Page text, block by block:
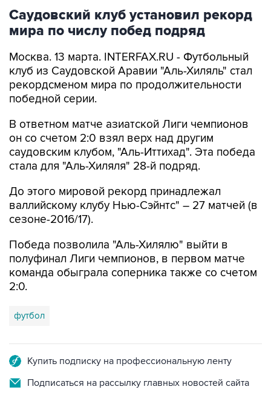
Саудовский клуб установил рекорд
мира по числу побед подряд
Москва. 13 марта. INTERFAX.RU - Футбольный
клуб из Саудовской Аравии "Аль-Хиляль" стал
рекордсменом мира по продолжительности
победной серии.
В ответном матче азиатской Лиги чемпионов
он со счетом 2:0 взял верх над другим
саудовским клубом, "Аль-Иттихад". Эта победа
стала для "Аль-Хиляля" 28-й подряд.
До этого мировой рекорд принадлежал
валлийскому клубу Нью-Сэйнтс" – 27 матчей (в
сезоне-2016/17).
Победа позволила "Аль-Хилялю" выйти в
полуфинал Лиги чемпионов, в первом матче
команда обыграла соперника также со счетом
2:0.
футбол
Купить подписку на профессиональную ленту
Подписаться на рассылку главных новостей сайта